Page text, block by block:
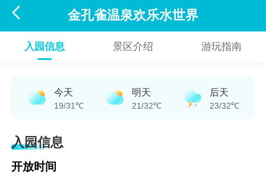
 金孔雀温泉欢乐水世界
入园信息 景区介绍 游玩指南
今天
19/31℃
明天
21/32℃
后天
23/32℃
入园信息
开放时间